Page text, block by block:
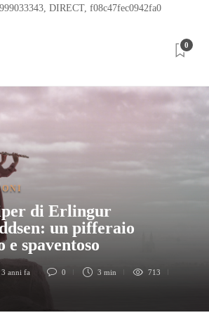
DIRECT, f08c47fec0942fa0
0
di Erlingur
un pifferaio
e spaventoso
3 anni fa 0 3 min 713